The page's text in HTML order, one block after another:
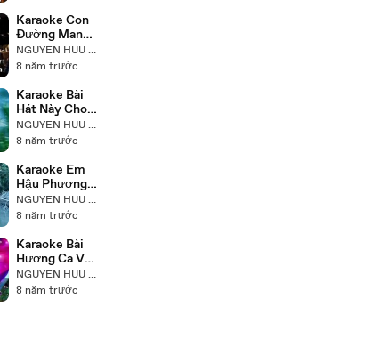
Karaoke Con
Đường Mang
Tên Em Tuấn
Vũ
NGUYEN HUU NHAT
8 năm trước
Karaoke Bài
Hát Này Cho
Em Tuyến
Tuấn Vũ
NGUYEN HUU NHAT
8 năm trước
Karaoke Em
Hậu Phương
Anh Tiền
Tuyến Tuấn
NGUYEN HUU NHAT
8 năm trước
Karaoke Bài
Hương Ca Vô
Tận Tuấn Vũ NGUYEN HUU NHAT
8 năm trước